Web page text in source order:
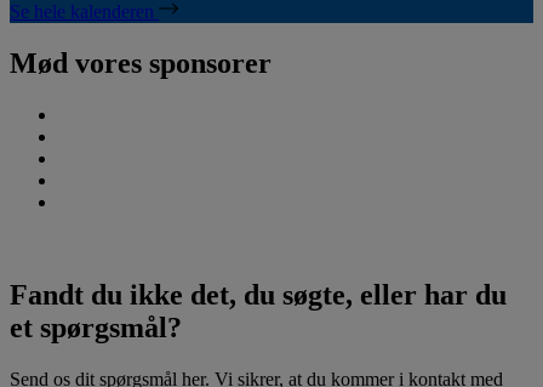
Se hele kalenderen
Mød vores sponsorer
Fandt du ikke det, du søgte, eller har du
et spørgsmål?
Send os dit spørgsmål her. Vi sikrer, at du kommer i kontakt med